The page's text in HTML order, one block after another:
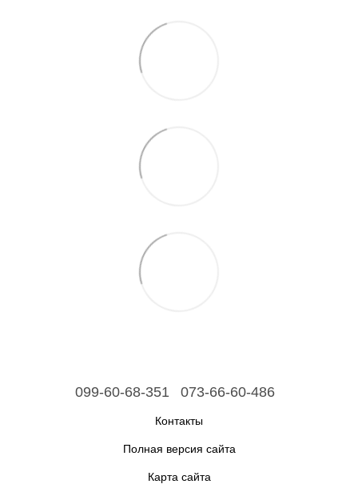
099-60-68-351 073-66-60-486
Контакты
Полная версия сайта
Карта сайта